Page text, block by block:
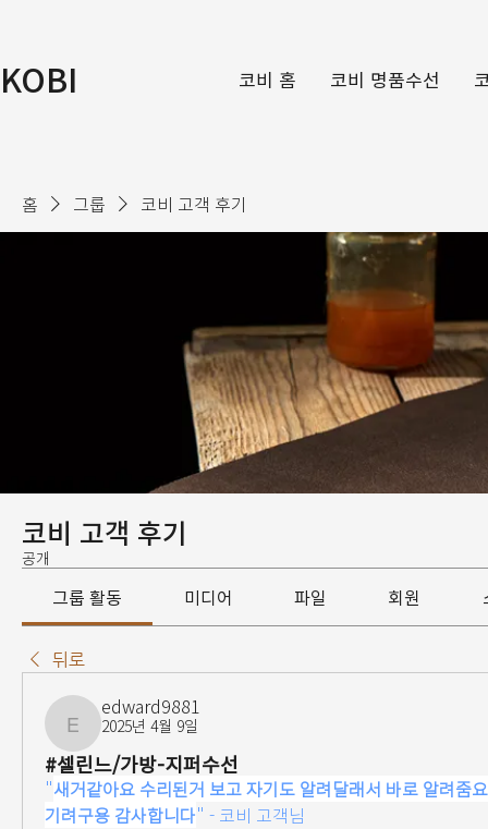
KOBI 코비 홈 코비 명품수선
홈 그룹 코비 고객 후기
코비 고객 후기
공개
그룹 활동 미디어 파일 회원
뒤로
edward9881
edward9881
2025년 4월 9일
#셀린느/가방-지퍼수선
"새거같아요 수리된거 보고 자기도 알려달래서 바로 알려줌
기려구용 감사합니다" - 코비 고객님